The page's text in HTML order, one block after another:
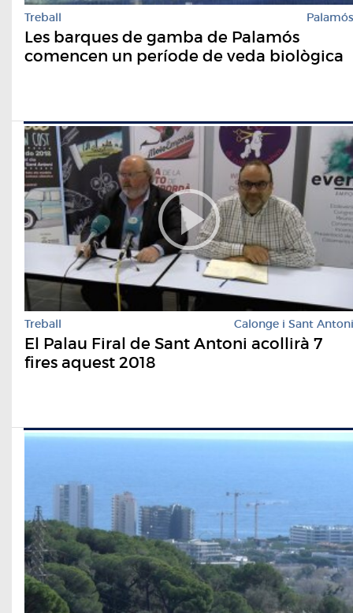
Treball Palamós
Les barques de gamba de Palamós
comencen un període de veda biològica
Treball Calonge i Sant Antoni
El Palau Firal de Sant Antoni acollirà 7
fires aquest 2018